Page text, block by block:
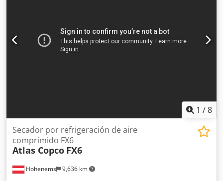
1 /8
Hohenems 9,636 km
Secador por refrigeración de aire
comprimido FX6
Atlas Copco FX6